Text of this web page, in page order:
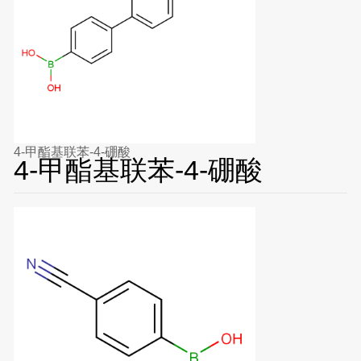
4-甲酯基联苯-4-硼酸
4-甲酯基联苯-4-硼酸